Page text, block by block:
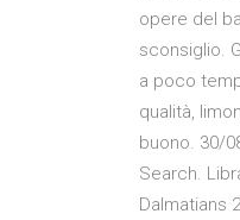
opere del
sconsiglio.
a poco
qualità,
buono. 30/
Search.
Dalmatians